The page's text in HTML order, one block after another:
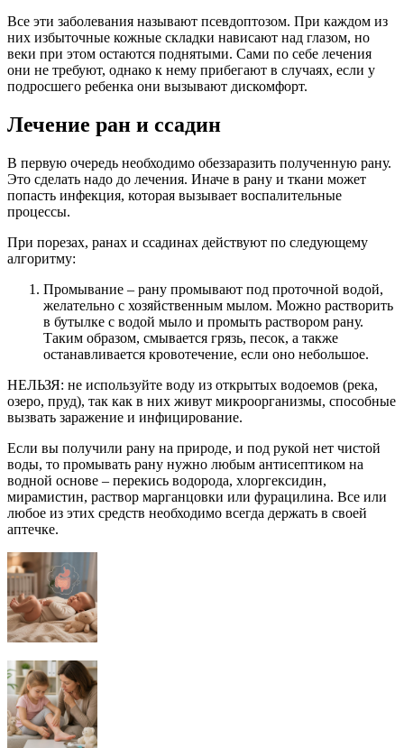
Все эти заболевания называют псевдоптозом. При каждом из
них избыточные кожные складки нависают над глазом, но
веки при этом остаются поднятыми. Сами по себе лечения
они не требуют, однако к нему прибегают в случаях, если у
подросшего ребенка они вызывают дискомфорт.
Лечение ран и ссадин
В первую очередь необходимо обеззаразить полученную рану.
Это сделать надо до лечения. Иначе в рану и ткани может
попасть инфекция, которая вызывает воспалительные
процессы.
При порезах, ранах и ссадинах действуют по следующему
алгоритму:
Промывание – рану промывают под проточной водой,
желательно с хозяйственным мылом. Можно растворить
в бутылке с водой мыло и промыть раствором рану.
Таким образом, смывается грязь, песок, а также
останавливается кровотечение, если оно небольшое.
НЕЛЬЗЯ: не используйте воду из открытых водоемов (река,
озеро, пруд), так как в них живут микроорганизмы, способные
вызвать заражение и инфицирование.
Если вы получили рану на природе, и под рукой нет чистой
воды, то промывать рану нужно любым антисептиком на
водной основе – перекись водорода, хлоргексидин,
мирамистин, раствор марганцовки или фурацилина. Все или
любое из этих средств необходимо всегда держать в своей
аптечке.